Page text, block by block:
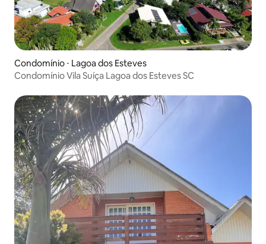
Condomínio ⋅ Lagoa dos Esteves
Condomínio Vila Suíça Lagoa dos Esteves SC